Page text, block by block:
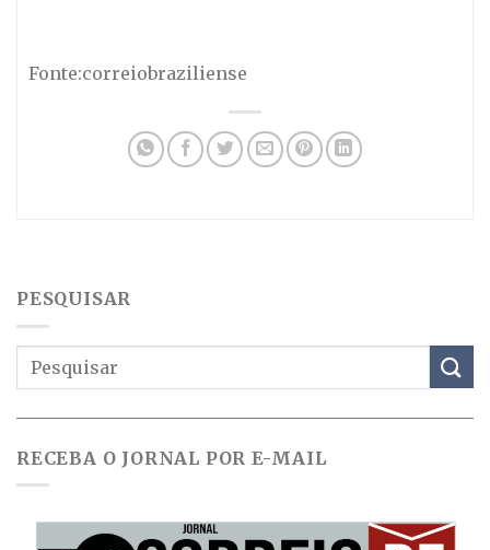
Fonte:correiobraziliense
PESQUISAR
RECEBA O JORNAL POR E-MAIL